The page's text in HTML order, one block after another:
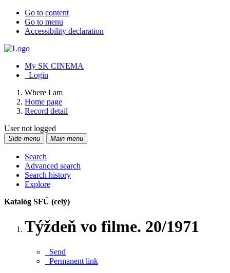
Go to content
Go to menu
Accessibility declaration
My SK CINEMA
Login
Where I am
Home page
Record detail
User not logged
Side menu Main menu
Search
Advanced search
Search history
Explore
Katalóg SFÚ (celý)
Týždeň vo filme. 20/1971
Send
Permanent link